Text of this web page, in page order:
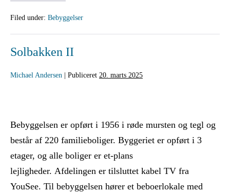
Filed under: Bebyggelser
Solbakken II
Michael Andersen Publiceret 20. marts 2025
Bebyggelsen er opført i 1956 i røde mursten og tegl og
består af 220 familieboliger. Byggeriet er opført i 3
etager, og alle boliger er et-plans
lejligheder. Afdelingen er tilsluttet kabel TV fra
YouSee. Til bebyggelsen hører et beboerlokale med